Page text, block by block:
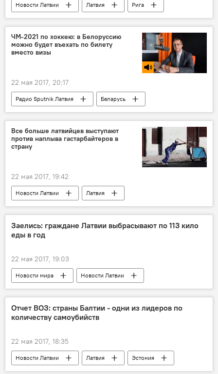
Новости Латвии Латвия
Рига
Межапарк
Рижская дума
Большая эстрада
ЧМ-2021 по хоккею: в Белоруссию
можно будет въехать по билету
вместо визы
22 мая 2017, 20:17
Радио Sputnik Латвия
Беларусь
безвизовый въезд
чемпионат
Все больше латвийцев выступают
против наплыва гастарбайтеров в
страну
22 мая 2017, 19:42
Новости Латвии
Латвия
Минэкономики Латвии
SKDS
Заелись: граждане Латвии выбрасывают по 113 кило
еды в год
22 мая 2017, 19:03
Новости мира
Новости Латвии
Латвия
мусор
пищевые отходы
срок годности
маркировка
Евросоюз
продукты питания
Отчет ВОЗ: страны Балтии - одни из лидеров по
количеству самоубийств
22 мая 2017, 18:35
Новости Латвии Латвия
Эстония
Литва